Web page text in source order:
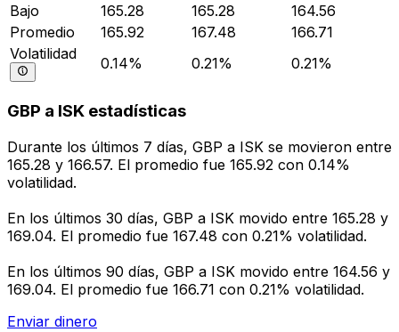
Bajo
165.28 165.28
164.56
Promedio
165.92 167.48
166.71
Volatilidad
0.14% 0.21% 0.21%
GBP a ISK estadísticas
Durante los últimos 7 días, GBP a ISK se movieron entre
165.28 y 166.57. El promedio fue 165.92 con 0.14%
volatilidad.
En los últimos 30 días, GBP a ISK movido entre 165.28 y
169.04. El promedio fue 167.48 con 0.21% volatilidad.
En los últimos 90 días, GBP a ISK movido entre 164.56 y
169.04. El promedio fue 166.71 con 0.21% volatilidad.
Enviar dinero